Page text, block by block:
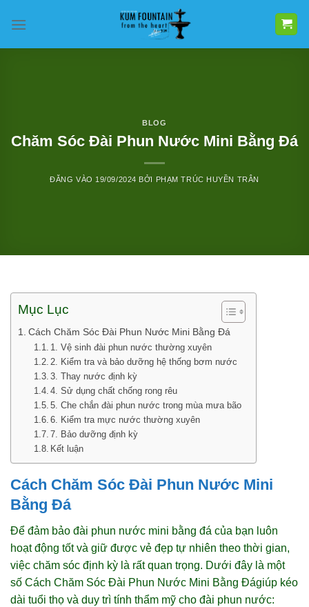
qua
BLOG
Chăm Sóc Đài Phun Nước Mini Bằng Đá
ĐĂNG VÀO 19/09/2024 BỞI PHẠM TRÚC HUYỀN TRÂN
Mục Lục
Cách Chăm Sóc Đài Phun Nước Mini Bằng Đá
1. Vệ sinh đài phun nước thường xuyên
2. Kiểm tra và bảo dưỡng hệ thống bơm nước
3. Thay nước định kỳ
4. Sử dụng chất chống rong rêu
5. Che chắn đài phun nước trong mùa mưa bão
6. Kiểm tra mực nước thường xuyên
7. Bảo dưỡng định kỳ
Kết luận
Cách Chăm Sóc Đài Phun Nước Mini
Bằng Đá
Để đảm bảo đài phun nước mini bằng đá của bạn luôn
hoạt động tốt và giữ được vẻ đẹp tự nhiên theo thời gian,
việc chăm sóc định kỳ là rất quan trọng. Dưới đây là một
số Cách Chăm Sóc Đài Phun Nước Mini Bằng Đágiúp kéo
dài tuổi thọ và duy trì tính thẩm mỹ cho đài phun nước: